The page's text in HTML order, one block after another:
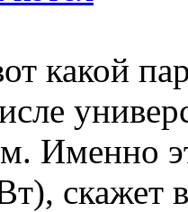
какой
Именно
скажет